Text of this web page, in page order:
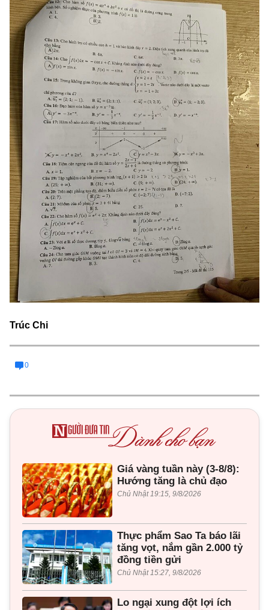
Trúc Chi
0
Giá vàng tuần này (3-8/8):
Hướng tăng là chủ đạo
Chủ Nhật 19:15, 9/8/2026
Thực phẩm Sao Ta báo lãi
tăng vọt, nắm gần 2.000 tỷ
đồng tiền gửi
Chủ Nhật 15:27, 9/8/2026
Lo ngại xung đột lợi ích